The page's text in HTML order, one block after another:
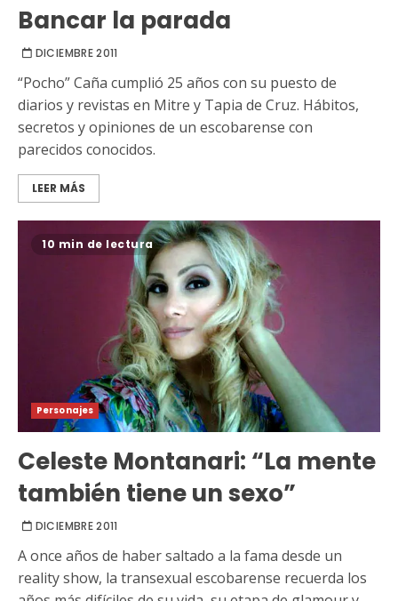
Bancar la parada
DICIEMBRE 2011
“Pocho” Caña cumplió 25 años con su puesto de
diarios y revistas en Mitre y Tapia de Cruz. Hábitos,
secretos y opiniones de un escobarense con
parecidos conocidos.
LEER MÁS
10 min de lectura
Personajes
Celeste Montanari: “La mente
también tiene un sexo”
DICIEMBRE 2011
A once años de haber saltado a la fama desde un
reality show, la transexual escobarense recuerda los